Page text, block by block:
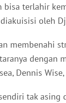
bisa terlahir
oleh
membenahi
dengan
Dennis Wise,
tak asing